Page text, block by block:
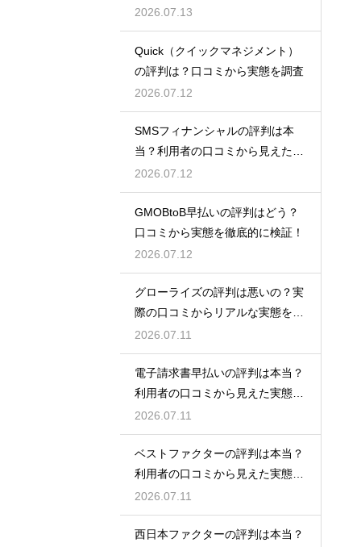
2026.07.13
Quick（クイックマネジメント）
の評判は？口コミから実態を調査
2026.07.12
SMSフィナンシャルの評判は本
当？利用者の口コミから見えた実
態検証
2026.07.12
GMOBtoB早払いの評判はどう？
口コミから実態を徹底的に検証！
2026.07.12
グローライズの評判は悪いの？実
際の口コミからリアルな実態を検
証！
2026.07.11
電子請求書早払いの評判は本当？
利用者の口コミから見えた実態を
検証
2026.07.11
ベストファクターの評判は本当？
利用者の口コミから見えた実態を
検証
2026.07.11
西日本ファクターの評判は本当？